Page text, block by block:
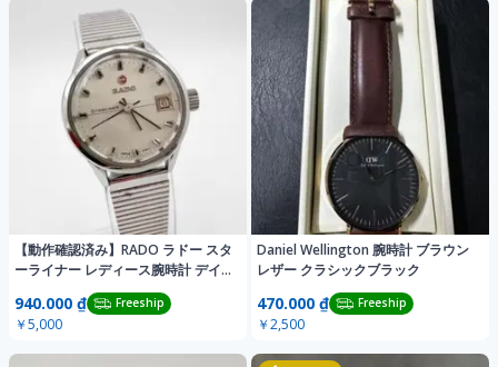
【動作確認済み】RADO ラドー スタ
ーライナー レディース腕時計 デイ
940.000 ₫ Freeship
￥5,000
Daniel Wellington 腕時計 ブラウン
レザー クラシックブラック
470.000 ₫ Freeship
￥2,500